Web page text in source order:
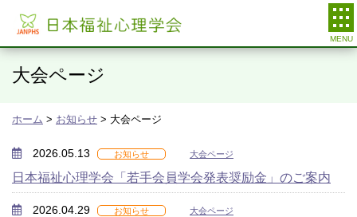
大会ページ
ホーム > お知らせ > 大会ページ
2026.05.13 お知らせ 大会ページ
日本福祉心理学会「若手会員学会発表奨励金」のご案内
2026.04.29 お知らせ 大会ページ